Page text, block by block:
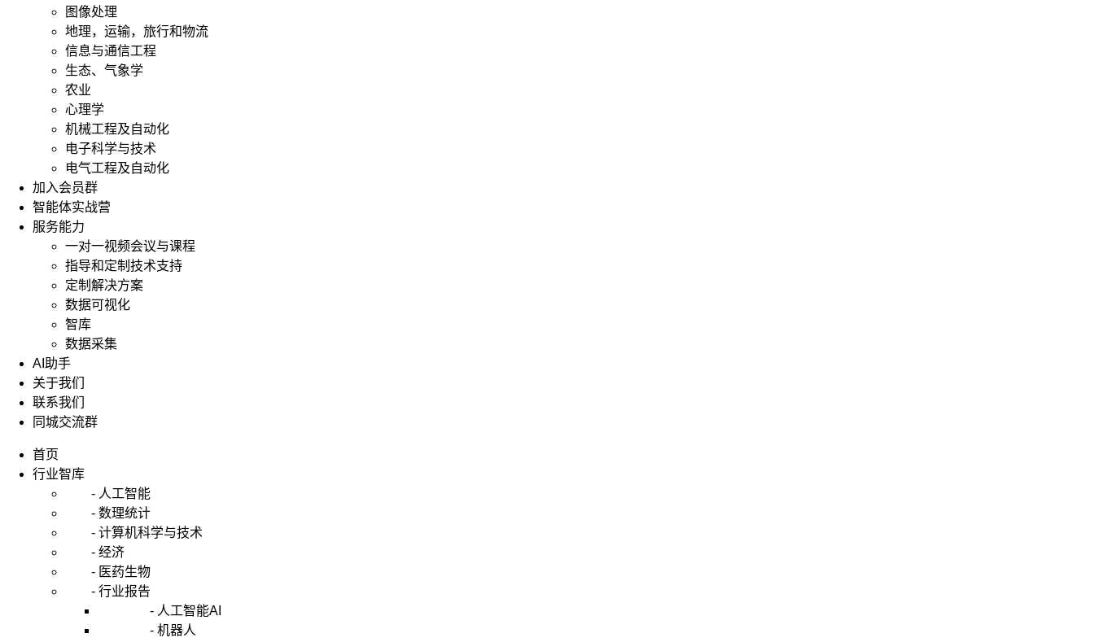
图像处理
地理，运输，旅行和物流
信息与通信工程
生态、气象学
农业
心理学
机械工程及自动化
电子科学与技术
电气工程及自动化
加入会员群
智能体实战营
服务能力
一对一视频会议与课程
指导和定制技术支持
定制解决方案
数据可视化
智库
数据采集
AI助手
关于我们
联系我们
同城交流群
首页
行业智库
- 人工智能
- 数理统计
- 计算机科学与技术
- 经济
- 医药生物
- 行业报告
- 人工智能AI
- 机器人